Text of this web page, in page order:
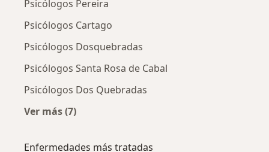
Psicólogos Pereira
Psicólogos Cartago
Psicólogos Dosquebradas
Psicólogos Santa Rosa de Cabal
Psicólogos Dos Quebradas
Ver más (7)
Enfermedades más tratadas